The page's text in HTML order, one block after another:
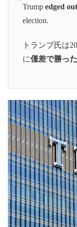
Trump edged out
election.
トランプ氏は
に僅差で勝った